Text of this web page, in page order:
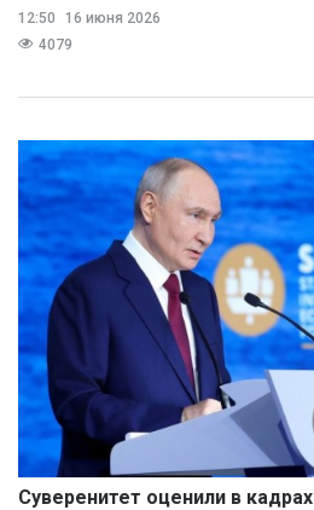
12:50
16 июня 2026
4079
Суверенитет оценили в кадрах